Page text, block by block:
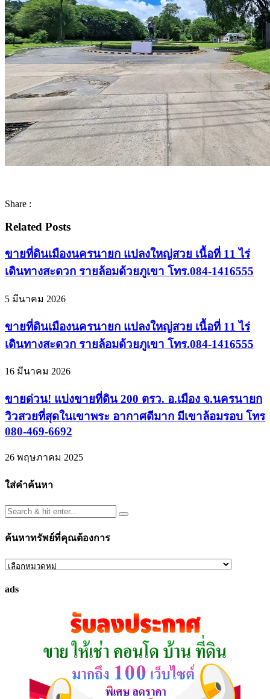
Share :
Related Posts
ขายที่ดินเมืองนครนายก แปลงใหญ่สวย เนื้อที่ 11 ไร่
เดินทางสะดวก รายล้อมด้วยภูเขา โทร.084-1416555
5 มีนาคม 2026
ขายที่ดินเมืองนครนายก แปลงใหญ่สวย เนื้อที่ 11 ไร่
เดินทางสะดวก รายล้อมด้วยภูเขา โทร.084-1416555
16 มีนาคม 2026
ขายด่วน! แบ่งขายที่ดิน 200 ตรว. อ.เมือง จ.นครนายก
วิวสวยที่สุดในเขาพระ อากาศดีมาก มีเขาล้อมรอบ โทร
080-469-6692
26 พฤษภาคม 2025
ใส่คำค้นหา
ค้นหาทรัพย์ที่คุณต้องการ
ค้นหา
ที่
ads